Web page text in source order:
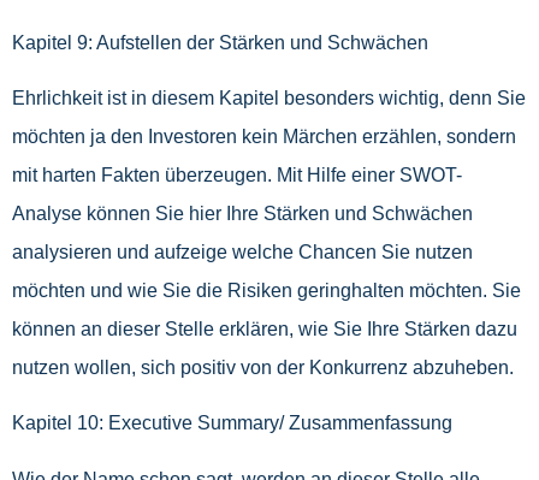
Kapitel 9: Aufstellen der Stärken und Schwächen
Ehrlichkeit ist in diesem Kapitel besonders wichtig, denn Sie
möchten ja den Investoren kein Märchen erzählen, sondern
mit harten Fakten überzeugen. Mit Hilfe einer SWOT-
Analyse können Sie hier Ihre Stärken und Schwächen
analysieren und aufzeige welche Chancen Sie nutzen
möchten und wie Sie die Risiken geringhalten möchten. Sie
können an dieser Stelle erklären, wie Sie Ihre Stärken dazu
nutzen wollen, sich positiv von der Konkurrenz abzuheben.
Kapitel 10: Executive Summary/ Zusammenfassung